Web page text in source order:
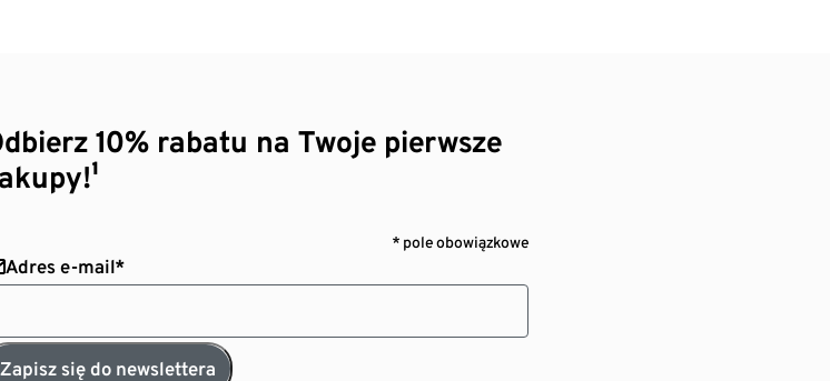
10% rabatu na Twoje pierwsze
* pole obowiązkowe
Adres e-mail*
Zapisz się do newslettera